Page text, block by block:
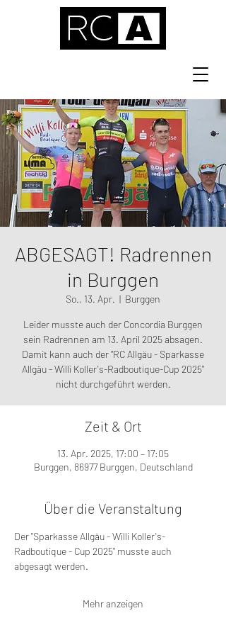
ABGESAGT! Radrennen
in Burggen
So., 13. Apr.
  |
Burggen
Leider musste auch der Concordia Burggen
sein Radrennen am 13. April 2025 absagen.
Damit kann auch der "RC Allgäu - Sparkasse
Allgäu - Willi Koller's-Radboutique-Cup 2025"
nicht durchgeführt werden.
Zeit & Ort
13. Apr. 2025, 17:00 – 17:05
Burggen, 86977 Burggen, Deutschland
Über die Veranstaltung
Der "Sparkasse Allgäu - Willi Koller's-
Radboutique - Cup 2025" musste auch
abgesagt werden.
Mehr anzeigen